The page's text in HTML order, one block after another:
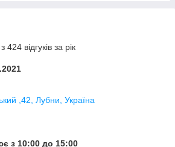
відгуків за рік
,42, Лубни, Україна
з 10:00 до 15:00